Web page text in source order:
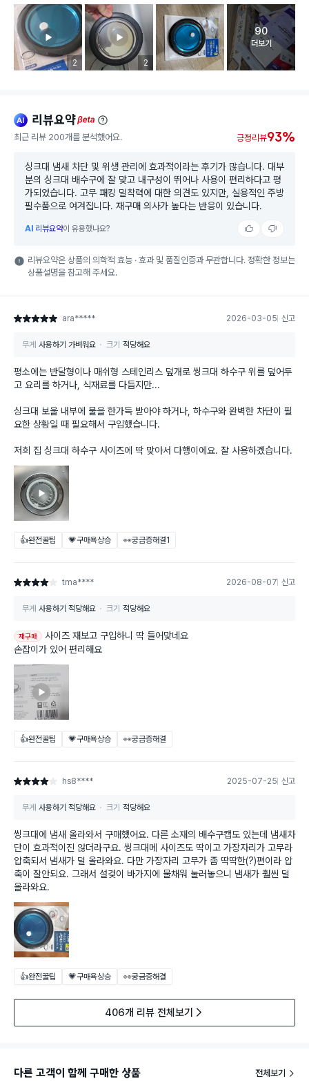
리뷰 이미지 등록 개수
2 리뷰 이미지 등록 개수
2
고객 리뷰
90
더보기
ai 리뷰요약beta
최근 리뷰 200개를 분석했어요. 긍정리뷰93%
싱크대 냄새 차단 및 위생 관리에 효과적이라는 후기가 많습니다. 대부
분의 싱크대 배수구에 잘 맞고 내구성이 뛰어나 사용이 편리하다고 평
가되었습니다. 고무 패킹 밀착력에 대한 의견도 있지만, 실용적인 주방
필수품으로 여겨집니다. 재구매 의사가 높다는 반응이 있습니다.
AI 리뷰요약이 유용했나요?
리뷰요약은 상품의 의학적 효능 · 효과 및 품질인증과 무관합니다. 정확한 정보는
상품설명을 참고해 주세요.
별점 5점 ara***** 2026-03-05 신고
무게 사용하기 가벼워요 크기 적당해요
평소에는 반달형이나 매쉬형 스테인리스 덮개로 씽크대 하수구 위를 덮어두
고 요리를 하거나, 식재료를 다듬지만...
싱크대 보울 내부에 물을 한가득 받아야 하거나, 하수구와 완벽한 차단이 필
요한 상황일 때 필요해서 구입했습니다.
저희 집 싱크대 하수구 사이즈에 딱 맞아서 다행이에요. 잘 사용하겠습니다.
👍완전꿀팁 💗구매욕상승 👀궁금증해결1
별점 4점 tma**** 2026-08-07 신고
무게 사용하기 적당해요 크기 적당해요
재구매
사이즈 재보고 구입하니 딱 들어맞네요
손잡이가 있어 편리해요
👍완전꿀팁 💗구매욕상승 👀궁금증해결
별점 4점 hs8**** 2025-07-25 신고
무게 사용하기 적당해요 크기 적당해요
씽크대에 냄새 올라와서 구매했어요. 다른 소재의 배수구캡도 있는데 냄새차
단이 효과적이진 않더라구요. 씽크대메 사이즈도 딱이고 가장자리가 고무라
압축되서 냄새가 덜 올라와요. 다만 가장자리 고무가 좀 딱딱한(?)편이라 압
축이 잘안되요. 그래서 설겆이 바가지에 물채워 눌러놓으니 냄새가 훨씬 덜
올라와요.
👍완전꿀팁 💗구매욕상승 👀궁금증해결
406개 리뷰 전체보기
다른 고객이 함께 구매한 상품 전체보기